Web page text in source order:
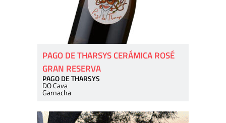
PAGO DE THARSYS CERÁMICA ROSÉ
GRAN RESERVA
PAGO DE THARSYS
DO Cava
Garnacha